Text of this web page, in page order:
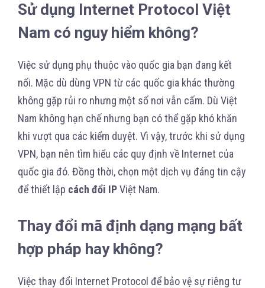
Sử dụng Internet Protocol Việt
Nam có nguy hiểm không?
Việc sử dụng phụ thuộc vào quốc gia bạn đang kết
nối. Mặc dù dùng VPN từ các quốc gia khác thường
không gặp rủi ro nhưng một số nơi vẫn cấm. Dù Việt
Nam không hạn chế nhưng bạn có thể gặp khó khăn
khi vượt qua các kiểm duyệt. Vì vậy, trước khi sử dụng
VPN, bạn nên tìm hiểu các quy định về Internet của
quốc gia đó. Đồng thời, chọn một dịch vụ đáng tin cậy
để thiết lập cách đổi IPViệt Nam.
Thay đổi mã định dạng mạng bất
hợp pháp hay không?
Việc thay đổi Internet Protocol để bảo vệ sự riêng tư